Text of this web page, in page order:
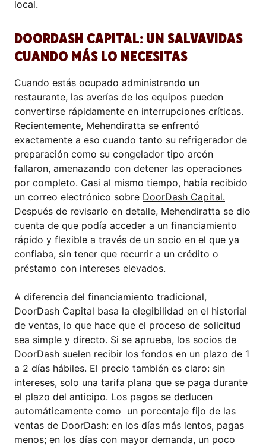
local.
DOORDASH CAPITAL: UN SALVAVIDAS
CUANDO MÁS LO NECESITAS
Cuando estás ocupado administrando un
restaurante, las averías de los equipos pueden
convertirse rápidamente en interrupciones críticas.
Recientemente, Mehendiratta se enfrentó
exactamente a eso cuando tanto su refrigerador de
preparación como su congelador tipo arcón
fallaron, amenazando con detener las operaciones
por completo. Casi al mismo tiempo, había recibido
un correo electrónico sobre DoorDash Capital.
Después de revisarlo en detalle, Mehendiratta se dio
cuenta de que podía acceder a un financiamiento
rápido y flexible a través de un socio en el que ya
confiaba, sin tener que recurrir a un crédito o
préstamo con intereses elevados.
A diferencia del financiamiento tradicional,
DoorDash Capital basa la elegibilidad en el historial
de ventas, lo que hace que el proceso de solicitud
sea simple y directo. Si se aprueba, los socios de
DoorDash suelen recibir los fondos en un plazo de 1
a 2 días hábiles. El precio también es claro: sin
intereses, solo una tarifa plana que se paga durante
el plazo del anticipo. Los pagos se deducen
automáticamente como un porcentaje fijo de las
ventas de DoorDash: en los días más lentos, pagas
menos; en los días con mayor demanda, un poco